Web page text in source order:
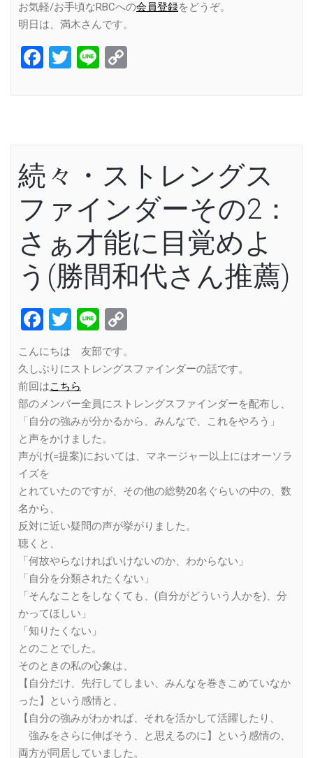
お気軽/お手頃なRBCへの会員登録をどうぞ。
明日は、満木さんです。
Facebook
Twitter
Line
続々・ストレングス
ファインダーその2：
さぁ才能に目覚めよ
う(勝間和代さん推薦)
Facebook
Twitter
Line
こんにちは 友部です。
久しぶりにストレングスファインダーの話です。
前回はこちら
部のメンバー全員にストレングスファインダーを配布し、
「自分の強みが分かるから、みんなで、これをやろう」
と声をかけました。
声がけ(=提案)においては、マネージャー以上にはオーソラ
イズを
とれていたのですが、その他の総勢20名ぐらいの中の、数
名から、
反対に近い疑問の声が挙がりました。
聴くと、
「何故やらなければいけないのか、わからない」
「自分を分類されたくない」
「そんなことをしなくても、(自分がどういう人かを)、分
かってほしい」
「知りたくない」
とのことでした。
そのときの私の心象は、
【自分だけ、先行してしまい、みんなを巻きこめていなか
った】という感情と、
【自分の強みがわかれば、それを活かして活躍したり、
強みをさらに伸ばそう、と思えるのに】という感情の、
両方が同居していました。